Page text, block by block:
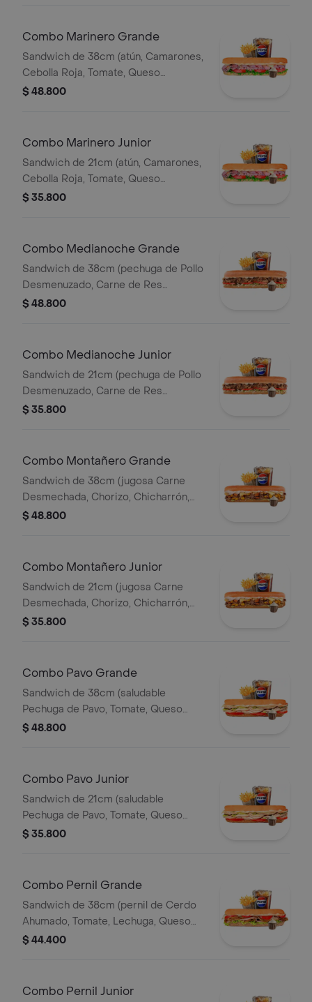
Combo Marinero Grande
Sandwich de 38cm (atún, Camarones,
Cebolla Roja, Tomate, Queso
Mozzareila, Lechuga y Salsa de Ajo)
$ 48.800
Combo Marinero Junior
Sandwich de 21cm (atún, Camarones,
Cebolla Roja, Tomate, Queso
Mozzareila, Lechuga y Salsa de Ajo)
$ 35.800
Combo Medianoche Grande
Sandwich de 38cm (pechuga de Pollo
Desmenuzado, Carne de Res
Desmechada, Tomate, Lechuga,
Pet400ml.
$ 48.800
Combo Medianoche Junior
Sandwich de 21cm (pechuga de Pollo
Desmenuzado, Carne de Res
Desmechada, Tomate, Lechuga,
Pet400ml.
$ 35.800
Combo Montañero Grande
Sandwich de 38cm (jugosa Carne
Desmechada, Chorizo, Chicharrón,
Lechuga, Queso Mozarella, Madurito y
$ 48.800
Combo Montañero Junior
Sandwich de 21cm (jugosa Carne
Desmechada, Chorizo, Chicharrón,
Lechuga, Queso Mozarella, Madurito y
$ 35.800
Combo Pavo Grande
Sandwich de 38cm (saludable
Pechuga de Pavo, Tomate, Queso
Mozzarella, Lechuga y Salsa de Ajo)
$ 48.800
Combo Pavo Junior
Sandwich de 21cm (saludable
Pechuga de Pavo, Tomate, Queso
Mozzarella, Lechuga y Salsa de Ajo)
$ 35.800
Combo Pernil Grande
Sandwich de 38cm (pernil de Cerdo
Ahumado, Tomate, Lechuga, Queso
Mozzarella y Salsa de Ajo) Papa
$ 44.400
Combo Pernil Junior